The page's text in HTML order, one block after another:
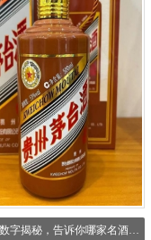
聊城这些数字揭秘，告诉你哪家名酒回收公司最好！